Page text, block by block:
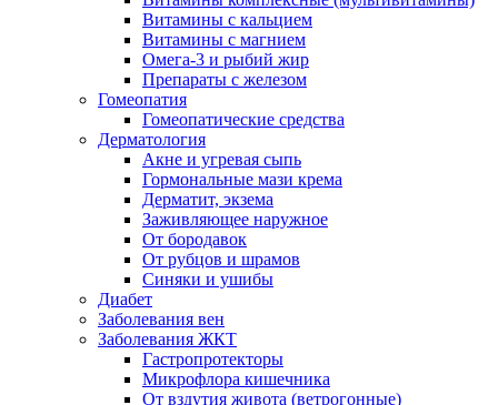
Витамины с кальцием
Витамины с магнием
Омега-3 и рыбий жир
Препараты с железом
Гомеопатия
Гомеопатические средства
Дерматология
Акне и угревая сыпь
Гормональные мази крема
Дерматит, экзема
Заживляющее наружное
От бородавок
От рубцов и шрамов
Синяки и ушибы
Диабет
Заболевания вен
Заболевания ЖКТ
Гастропротекторы
Микрофлора кишечника
От вздутия живота (ветрогонные)